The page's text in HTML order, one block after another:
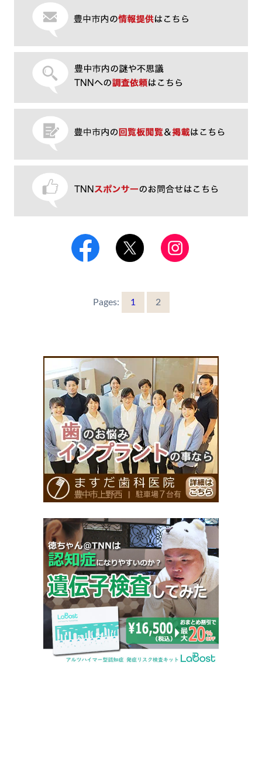
Pages: 1 2